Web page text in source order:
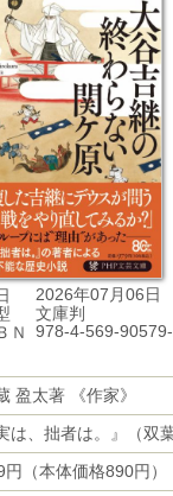
2026年07月06日
文庫判
Ｎ
978-4-569-
盈太著 《作家》
は、拙者は。』（双
円（本体価格890円）